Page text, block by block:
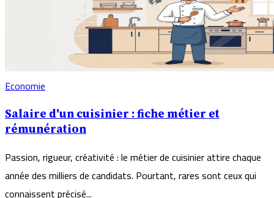
Economie
Salaire d'un cuisinier : fiche métier et
rémunération
Passion, rigueur, créativité : le métier de cuisinier attire chaque
année des milliers de candidats. Pourtant, rares sont ceux qui
connaissent précisé...